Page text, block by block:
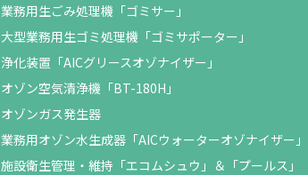
業務用生ごみ処理機「ゴミサー」
大型業務用生ゴミ処理機「ゴミサポーター」
浄化装置「AICグリースオゾナイザー」
オゾン空気清浄機「BT-180H」
オゾンガス発生器
業務用オゾン水生成器「AICウォーターオゾナイザー」
施設衛生管理・維持「エコムシュウ」＆「プールス」